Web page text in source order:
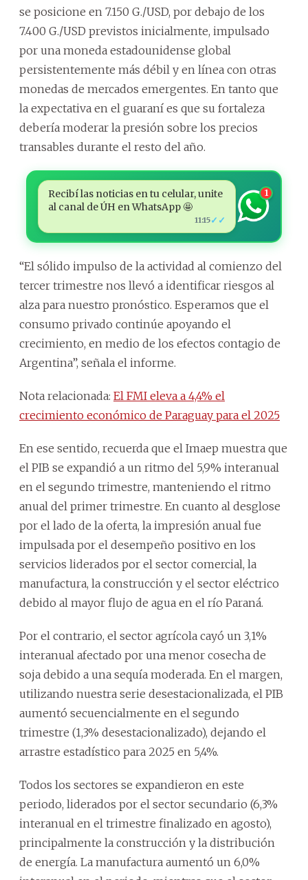
se posicione en 7.150 G./USD, por debajo de los
7.400 G./USD previstos inicialmente, impulsado
por una moneda estadounidense global
persistentemente más débil y en línea con otras
monedas de mercados emergentes. En tanto que
la expectativa en el guaraní es que su fortaleza
debería moderar la presión sobre los precios
transables durante el resto del año.
Recibí las noticias en tu celular, unite
al canal de ÚH en WhatsApp 🤩
11:15✓✓
1
“El sólido impulso de la actividad al comienzo del
tercer trimestre nos llevó a identificar riesgos al
alza para nuestro pronóstico. Esperamos que el
consumo privado continúe apoyando el
crecimiento, en medio de los efectos contagio de
Argentina”, señala el informe.
Nota relacionada: El FMI eleva a 4,4% el
crecimiento económico de Paraguay para el 2025
En ese sentido, recuerda que el Imaep muestra que
el PIB se expandió a un ritmo del 5,9% interanual
en el segundo trimestre, manteniendo el ritmo
anual del primer trimestre. En cuanto al desglose
por el lado de la oferta, la impresión anual fue
impulsada por el desempeño positivo en los
servicios liderados por el sector comercial, la
manufactura, la construcción y el sector eléctrico
debido al mayor flujo de agua en el río Paraná.
Por el contrario, el sector agrícola cayó un 3,1%
interanual afectado por una menor cosecha de
soja debido a una sequía moderada. En el margen,
utilizando nuestra serie desestacionalizada, el PIB
aumentó secuencialmente en el segundo
trimestre (1,3% desestacionalizado), dejando el
arrastre estadístico para 2025 en 5,4%.
Todos los sectores se expandieron en este
periodo, liderados por el sector secundario (6,3%
interanual en el trimestre finalizado en agosto),
principalmente la construcción y la distribución
de energía. La manufactura aumentó un 6,0%